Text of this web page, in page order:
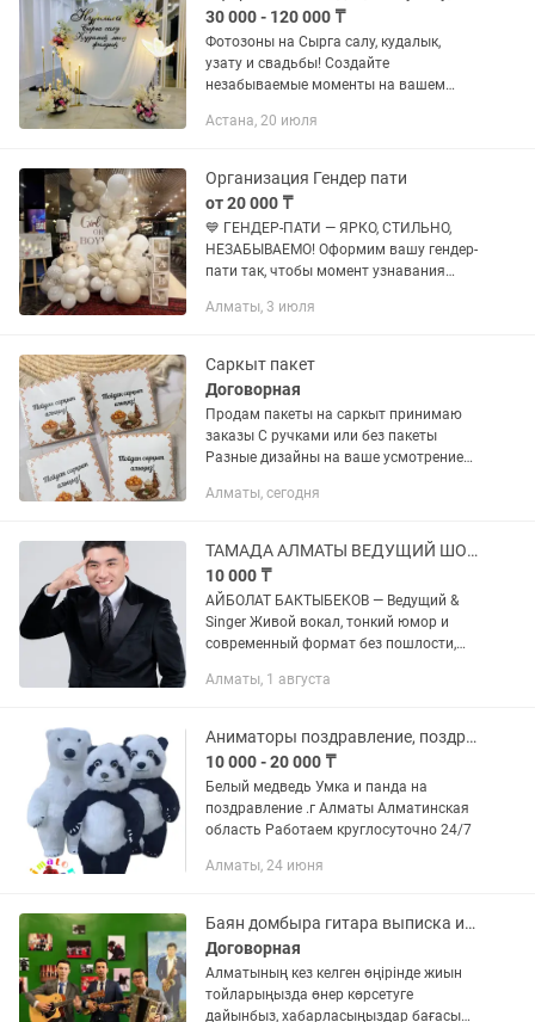
30 000 - 120 000 ₸
Фотозоны на Сырга салу, кудалык,
узату и свадьбы! Создайте
незабываемые моменты на вашем
декором! Мы предлагаем креативные
чтобы...
Астана, 20 июля
Организация Гендер пати
от 20 000 ₸
💙 ГЕНДЕР-ПАТИ — ЯРКО, СТИЛЬНО,
НЕЗАБЫВАЕМО! Оформим вашу гендер-
пати так, чтобы момент узнавания
волшебным и запомнился навсегда! ✨
Алматы, 3 июля
Саркыт пакет
Договорная
Продам пакеты на саркыт принимаю
заказы С ручками или без пакеты
Разные дизайны на ваше усмотрение
Алматы, сегодня
ТАМАДА АЛМАТЫ ВЕДУЩИЙ ШОУМЕН АЛМАТЫ
10 000 ₸
АЙБОЛАТ БАКТЫБЕКОВ — Ведущий &
Singer Живой вокал, тонкий юмор и
современный формат без пошлости,
тостов. Опыт: С 2015 года в сфере
Алматы, 1 августа
Аниматоры поздравление, поздравить Умка белый медведь, панда
10 000 - 20 000 ₸
Белый медведь Умка и панда на
поздравление .г Алматы Алматинская
область Работаем круглосуточно 24/7
Алматы, 24 июня
Баян домбыра гитара выписка из роддома той құдалық свадьба музыкант
Договорная
Алматының кез келген өңірінде жиын
тойларыңызда өнер көрсетуге
дайынбыз, хабарласыңыздар бағасын